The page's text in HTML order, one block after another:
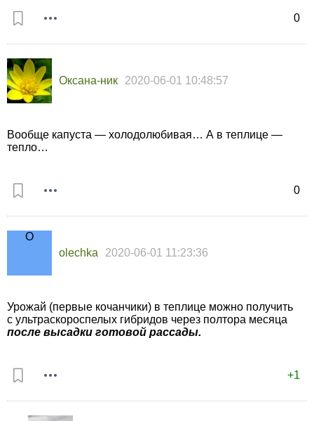
0
Оксана-ник 2020-06-01 10:48:57
0
Вообще капуста — холодолюбивая… А в теплице —
тепло…
olechka 2020-06-01 11:23:36
+1
Урожай (первые кочанчики) в теплице можно получить
с ультраскороспелых гибридов через полтора месяца
после высадки готовой рассады.